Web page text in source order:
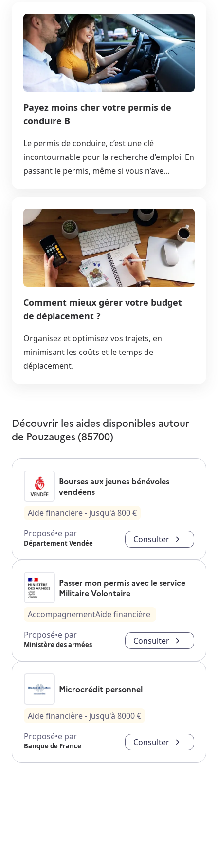
Payez moins cher votre permis de
conduire B
Le permis de conduire, c’est une clé
incontournable pour la recherche d’emploi. En
passant le permis, même si vous n’ave...
Comment mieux gérer votre budget
de déplacement ?
Organisez et optimisez vos trajets, en
minimisant les coûts et le temps de
déplacement.
Découvrir les aides disponibles autour
de Pouzauges (85700)
Bourses aux jeunes bénévoles
vendéens
Aide financière- jusqu'à 800€
Proposé•e par
Département Vendée Consulter
Passer mon permis avec le service
Militaire Volontaire
AccompagnementAide financière
Proposé•e par
Ministère des armées Consulter
Microcrédit personnel
Aide financière- jusqu'à 8000€
Proposé•e par
Banque de France Consulter